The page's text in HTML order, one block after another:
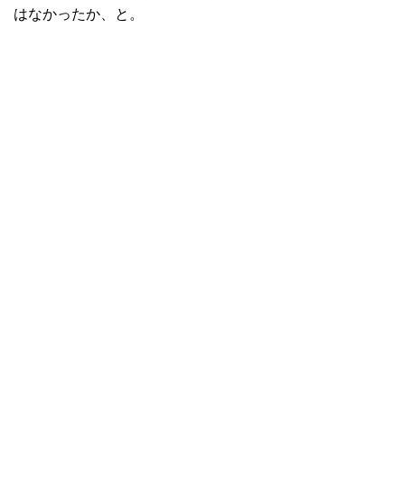
はなかったか、と。